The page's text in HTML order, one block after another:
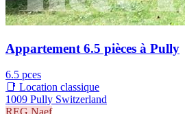
Appartement 6.5 pièces à Pully
6.5 pces
📑 Location classique
1009 Pully Switzerland